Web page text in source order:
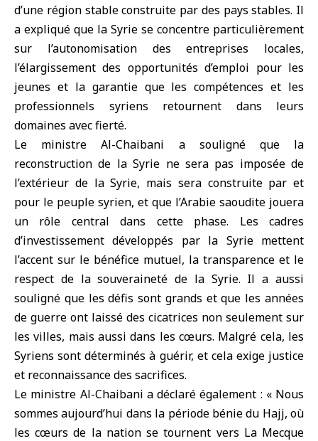
d’une région stable construite par des pays stables. Il
a expliqué que la Syrie se concentre particulièrement
sur l’autonomisation des entreprises locales,
l’élargissement des opportunités d’emploi pour les
jeunes et la garantie que les compétences et les
professionnels syriens retournent dans leurs
domaines avec fierté.
Le ministre Al-Chaibani a souligné que la
reconstruction de la Syrie ne sera pas imposée de
l’extérieur de la Syrie, mais sera construite par et
pour le peuple syrien, et que l’Arabie saoudite jouera
un rôle central dans cette phase. Les cadres
d’investissement développés par la Syrie mettent
l’accent sur le bénéfice mutuel, la transparence et le
respect de la souveraineté de la Syrie. Il a aussi
souligné que les défis sont grands et que les années
de guerre ont laissé des cicatrices non seulement sur
les villes, mais aussi dans les cœurs. Malgré cela, les
Syriens sont déterminés à guérir, et cela exige justice
et reconnaissance des sacrifices.
Le ministre Al-Chaibani a déclaré également : « Nous
sommes aujourd’hui dans la période bénie du Hajj, où
les cœurs de la nation se tournent vers La Mecque